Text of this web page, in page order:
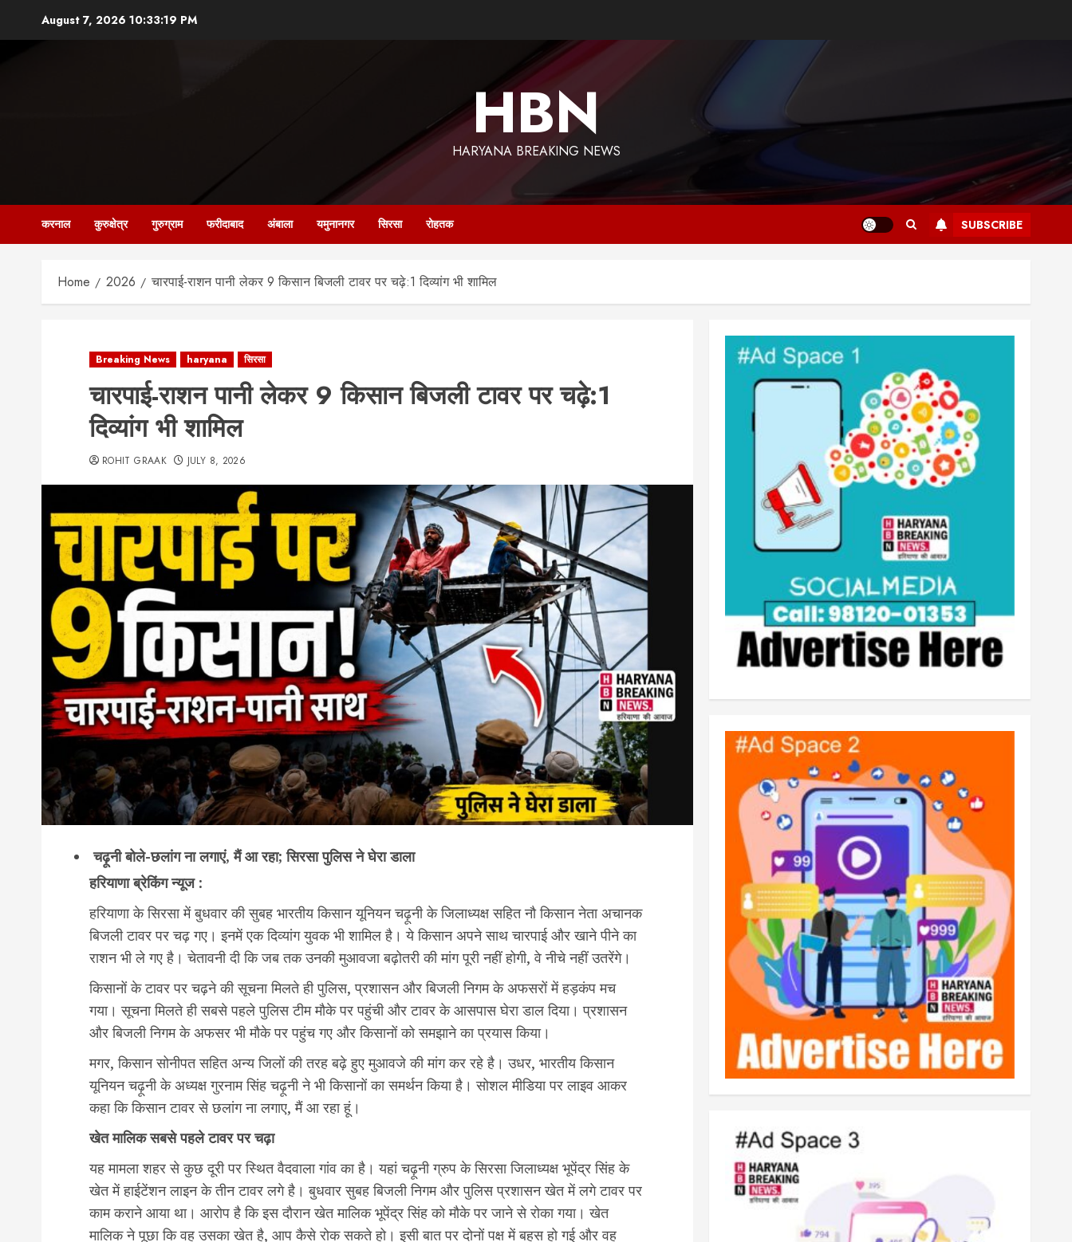
August 7, 2026 10:33:21 PM
HBN
HARYANA BREAKING NEWS
करनाल कुरुक्षेत्र गुरुग्राम फरीदाबाद अंबाला यमुनानगर सिरसा रोहतक SUBSCRIBE
Home 2026 चारपाई-राशन पानी लेकर 9 किसान बिजली टावर पर चढ़े:1 दिव्यांग भी शामिल
Breaking News haryana सिरसा
चारपाई-राशन पानी लेकर 9 किसान बिजली टावर पर चढ़े:1
दिव्यांग भी शामिल
ROHIT GRAAK JULY 8, 2026
चढ़ूनी बोले-छलांग ना लगाएं, मैं आ रहा; सिरसा पुलिस ने घेरा डाला
हरियाणा ब्रेकिंग न्यूज :
हरियाणा के सिरसा में बुधवार की सुबह भारतीय किसान यूनियन चढ़ूनी के जिलाध्यक्ष सहित नौ किसान नेता अचानक
बिजली टावर पर चढ़ गए। इनमें एक दिव्यांग युवक भी शामिल है। ये किसान अपने साथ चारपाई और खाने पीने का
राशन भी ले गए है। चेतावनी दी कि जब तक उनकी मुआवजा बढ़ोतरी की मांग पूरी नहीं होगी, वे नीचे नहीं उतरेंगे।
किसानों के टावर पर चढ़ने की सूचना मिलते ही पुलिस, प्रशासन और बिजली निगम के अफसरों में हड़कंप मच
गया। सूचना मिलते ही सबसे पहले पुलिस टीम मौके पर पहुंची और टावर के आसपास घेरा डाल दिया। प्रशासन
और बिजली निगम के अफसर भी मौके पर पहुंच गए और किसानों को समझाने का प्रयास किया।
मगर, किसान सोनीपत सहित अन्य जिलों की तरह बढ़े हुए मुआवजे की मांग कर रहे है। उधर, भारतीय किसान
यूनियन चढ़ूनी के अध्यक्ष गुरनाम सिंह चढ़ूनी ने भी किसानों का समर्थन किया है। सोशल मीडिया पर लाइव आकर
कहा कि किसान टावर से छलांग ना लगाए, मैं आ रहा हूं।
खेत मालिक सबसे पहले टावर पर चढ़ा
यह मामला शहर से कुछ दूरी पर स्थित वैदवाला गांव का है। यहां चढ़ूनी ग्रुप के सिरसा जिलाध्यक्ष भूपेंद्र सिंह के
खेत में हाईटेंशन लाइन के तीन टावर लगे है। बुधवार सुबह बिजली निगम और पुलिस प्रशासन खेत में लगे टावर पर
काम कराने आया था। आरोप है कि इस दौरान खेत मालिक भूपेंद्र सिंह को मौके पर जाने से रोका गया। खेत
मालिक ने पूछा कि वह उसका खेत है, आप कैसे रोक सकते हो। इसी बात पर दोनों पक्ष में बहस हो गई और वह